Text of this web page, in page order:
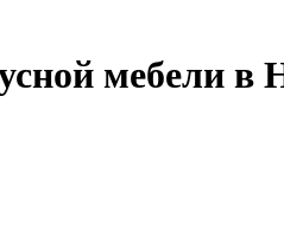
мебели в